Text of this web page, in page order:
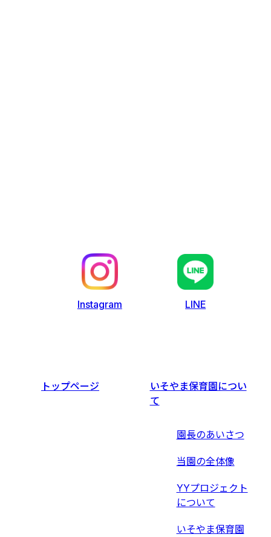
Instagram LINE
トップページ
いそやま保育園につい
て
園長のあいさつ
当園の全体像
YYプロジェクト
について
いそやま保育園